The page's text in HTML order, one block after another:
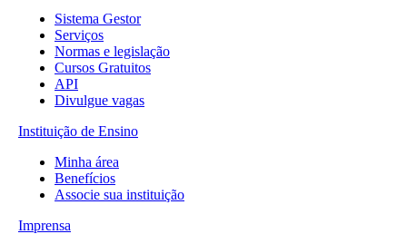
Sistema Gestor
Serviços
Normas e legislação
Cursos Gratuitos
API
Divulgue vagas
Instituição de Ensino
Minha área
Benefícios
Associe sua instituição
Imprensa